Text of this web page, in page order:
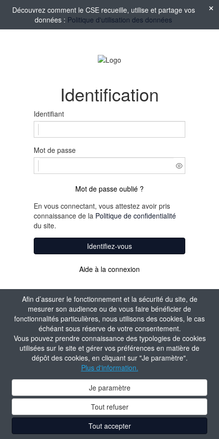
Afin d’assurer le fonctionnement et la sécurité du site, de
mesurer son audience ou de vous faire bénéficier de
fonctionnalités particulières, nous utilisons des cookies, le cas
échéant sous réserve de votre consentement.
Vous pouvez prendre connaissance des typologies de cookies
utilisées sur le site et gérer vos préférences en matière de
dépôt des cookies, en cliquant sur "Je paramètre".
Plus d'information.
Je paramètre
Tout refuser
Tout accepter
Découvrez comment le CSE recueille, utilise et partage vos
données : Politique d'utilisation des données
Identification
Identifiant
Mot de passe
Mot de passe oublié ?
En vous connectant, vous attestez avoir pris
connaissance de la Politique de confidentialité
du site.
Identifiez-vous
Aide à la connexion